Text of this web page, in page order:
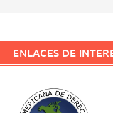
ENLACES DE